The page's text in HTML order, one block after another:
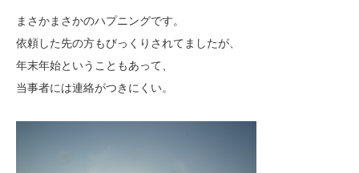
まさかまさかのハプニングです。
依頼した先の方もびっくりされてましたが、
年末年始ということもあって、
当事者には連絡がつきにくい。